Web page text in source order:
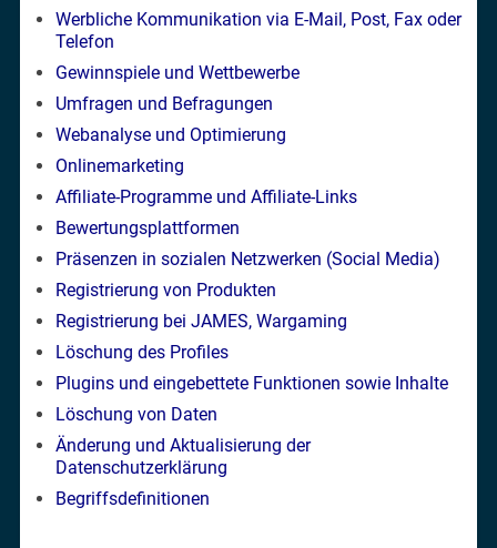
Werbliche Kommunikation via E-Mail, Post, Fax oder
Telefon
Gewinnspiele und Wettbewerbe
Umfragen und Befragungen
Webanalyse und Optimierung
Onlinemarketing
Affiliate-Programme und Affiliate-Links
Bewertungsplattformen
Präsenzen in sozialen Netzwerken (Social Media)
Registrierung von Produkten
Registrierung bei JAMES, Wargaming
Löschung des Profiles
Plugins und eingebettete Funktionen sowie Inhalte
Löschung von Daten
Änderung und Aktualisierung der
Datenschutzerklärung
Begriffsdefinitionen